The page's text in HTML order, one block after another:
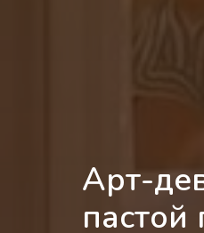
Арт-